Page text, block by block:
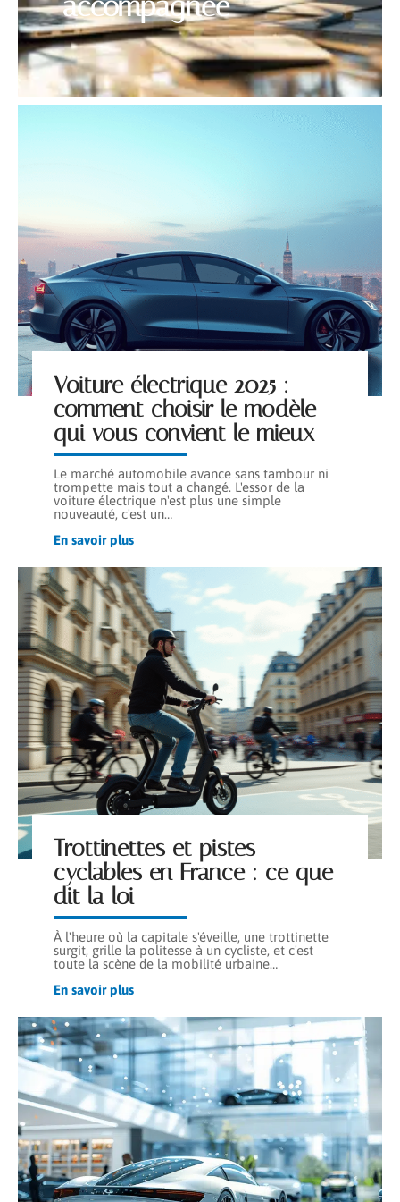
accompagnée
Voiture électrique 2025 :
comment choisir le modèle
qui vous convient le mieux
Le marché automobile avance sans tambour ni
trompette mais tout a changé. L'essor de la
voiture électrique n'est plus une simple
nouveauté, c'est un…
En savoir plus
Trottinettes et pistes
cyclables en France : ce que
dit la loi
À l'heure où la capitale s'éveille, une trottinette
surgit, grille la politesse à un cycliste, et c'est
toute la scène de la mobilité urbaine…
En savoir plus